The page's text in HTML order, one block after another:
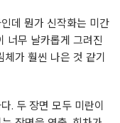
데 뭔가 신작화는 미간
너무 날카롭게 그려진
가 훨씬 나은 것 같기
. 두 장면 모두 미란이